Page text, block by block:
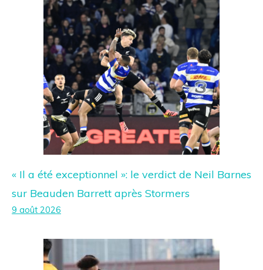
« Il a été exceptionnel »: le verdict de Neil Barnes
sur Beauden Barrett après Stormers
9 août 2026